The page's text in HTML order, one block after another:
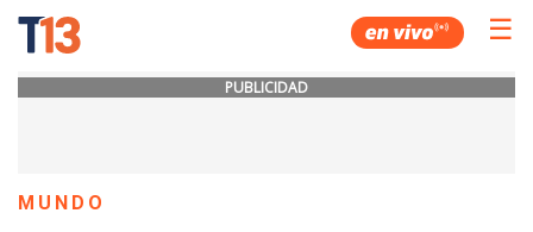
☰
PUBLICIDAD
MUNDO